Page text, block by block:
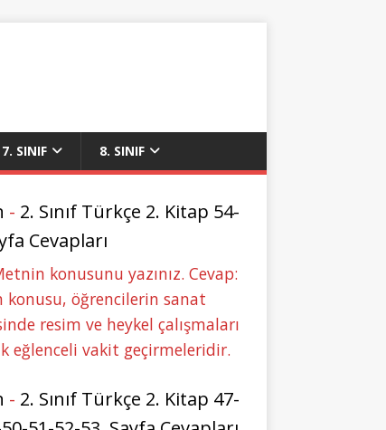
7. SINIF 8. SINIF
- 2. Sınıf Türkçe 2. Kitap 54-
Cevapları
konusunu yazınız. Cevap:
konusu, öğrencilerin sanat
resim ve heykel çalışmaları
eğlenceli vakit geçirmeleridir.
- 2. Sınıf Türkçe 2. Kitap 47-